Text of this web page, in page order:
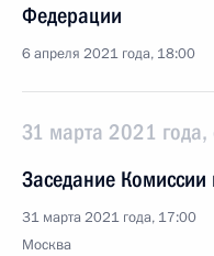
Федерации
6 апреля 2021 года, 18:00
31 марта 2021 года,
Заседание
31 марта 2021 года, 17:00
Москва